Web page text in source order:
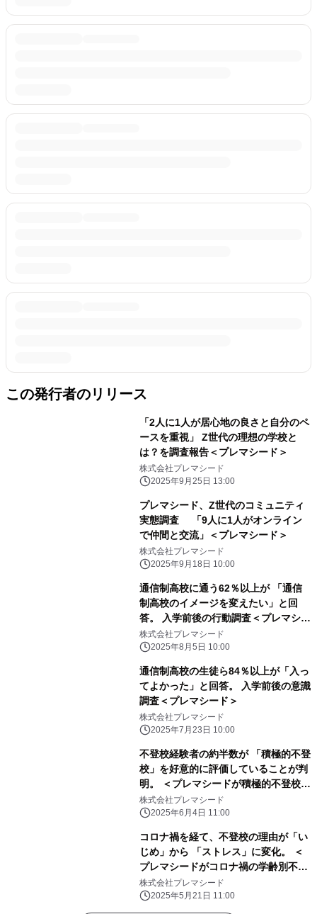
この発行者のリリース
「2人に1人が居心地の良さと自分のペ
ースを重視」 Z世代の理想の学校と
は？を調査報告＜プレマシード＞
株式会社プレマシード
2025年9月25日 13:00
プレマシード、Z世代のコミュニティ
実態調査 「9人に1人がオンライン
で仲間と交流」＜プレマシード＞
株式会社プレマシード
2025年9月18日 10:00
通信制高校に通う62％以上が 「通信
制高校のイメージを変えたい」と回
答。 入学前後の行動調査＜プレマシー
ド＞
株式会社プレマシード
2025年8月5日 10:00
通信制高校の生徒ら84％以上が「入っ
てよかった」と回答。 入学前後の意識
調査＜プレマシード＞
株式会社プレマシード
2025年7月23日 10:00
不登校経験者の約半数が 「積極的不登
校」を好意的に評価していることが判
明。 ＜プレマシードが積極的不登校に
関する調査を発表＞
株式会社プレマシード
2025年6月4日 11:00
コロナ禍を経て、不登校の理由が「い
じめ」から 「ストレス」に変化。 ＜
プレマシードがコロナ禍の学齢別不登
校経験と その理由に関する調査を発表
＞
株式会社プレマシード
2025年5月21日 11:00